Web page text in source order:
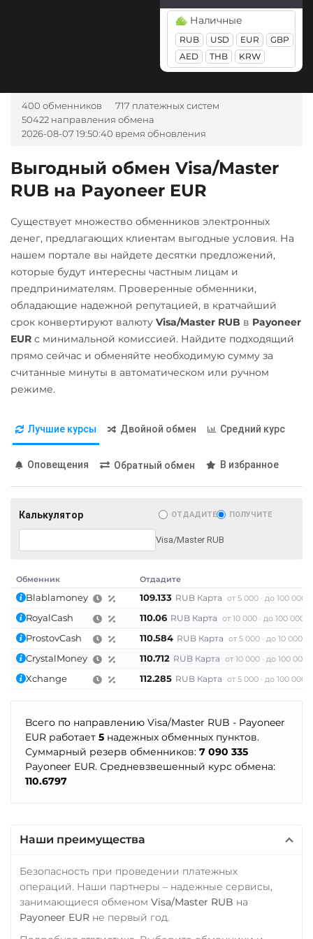
POL
Ravencoin (RVN)
Ripple (XRP)
ERC20
Solana (SOL)
StableUSD (USDS)
Starknet (STRK)
Stellar (XLM)
Sui
Terra (LUNA)
BEP20
SOL
POL
ARB
NEAR
Tether Gold (XAUt)
THETA
Tron (TRX)
TrueUSD (TUSD)
ERC20 TRC20
Uniswap (UNI)
ERC20
USD Coin (USDC)
STELLAR
BASE NEAR
VeChain (VET)
Yearn.finance (YFI)
Zcash (ZEC)
Русский Стандарт RUB
Сбербанк
СБП RUB
RUB
Jupiter (JUP)
Kaspa (KAS)
Litecoin (LTC)
Maker (MKR)
NEAR Protocol
NEO
Notcoin (NOT)
ONDO
Ontology (ONT)
Optimism (OP)
PancakeSwap (CAKE)
Pax Dollar (USDP)
Pepe
Ravencoin (RVN)
Shib
ERC20 BEP20
Starknet (STRK)
Stellar (XLM)
Sui
Sushi
Terra Classic (LUNC)
Tether (USDT)
ERC20
Tezos (XTZ)
THETA
ЮMoney RUB
UPI INR
VakifBank TRY
Visa/Master
USD EUR UAH
KZT
BYN
AMD
TJS
NGN
UZS BRL
RON
IDR
Ziraat Bank TRY
А-Банк UAH
Альфа-Банк
RUB UAH
Беларусбанк BYN
ВТБ Банк RUB
ЕРИП Расчет BYN
USD EUR
TRY
PLN
INR VND
AED
GEL
KRW
NGN
МТС Банк RUB
Открытие RUB
UAH
Ощадбанк UAH
Почта Банк RUB
Промсвязьбанк RUB
ПУМБ UAH
Райффайзен
Наличные
RUB USD EUR
GBP
AED
THB KRW
400 обменников
717 платежных систем
50422 направления обмена
2026-08-07 19:50:40 время обновления
Выгодный обмен Visa/Master
RUB на Payoneer EUR
Существует множество обменников электронных
денег, предлагающих клиентам выгодные условия. На
нашем портале вы найдете десятки предложений,
которые будут интересны частным лицам и
предпринимателям. Проверенные обменники,
обладающие надежной репутацией, в кратчайший
срок конвертируют валюту Visa/Master RUB в Payoneer
EUR с минимальной комиссией. Найдите подходящий
прямо сейчас и обменяйте необходимую сумму за
считанные минуты в автоматическом или ручном
режиме.
Лучшие курсы Двойной обмен Средний курс
Оповещения Обратный обмен В избранное
Калькулятор ОТДАДИТЕ ПОЛУЧИТЕ
Visa/Master RUB
Обменник Отдадите
Blablamoney 109.133 RUB Карта от 5 000 до 100 000
RoyalCash 110.06 RUB Карта от 10 000 до 100 000
ProstovCash 110.584 RUB Карта от 5 000 до 10 000
CrystalMoney 110.712 RUB Карта от 10 000 до 100 000
Xchange 112.285 RUB Карта от 5 000 до 100 000
Всего по направлению Visa/Master RUB - Payoneer
EUR работает 5 надежных обменных пунктов.
Суммарный резерв обменников: 7 090 335
Payoneer EUR. Средневзвешенный курс обмена:
110.6797
Наши преимущества
Безопасность при проведении платежных
операций. Наши партнеры – надежные сервисы,
занимающиеся обменом Visa/Master RUB на
Payoneer EUR не первый год.